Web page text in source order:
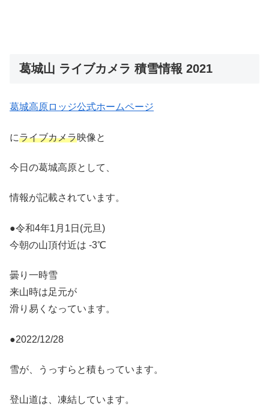
葛城山 ライブカメラ 積雪情報 2021
葛城高原ロッジ公式ホームページ
にライブカメラ映像と
今日の葛城高原として、
情報が記載されています。
●令和4年1月1日(元旦)
今朝の山頂付近は -3℃
曇り一時雪
来山時は足元が
滑り易くなっています。
●2022/12/28
雪が、うっすらと積もっています。
登山道は、凍結しています。